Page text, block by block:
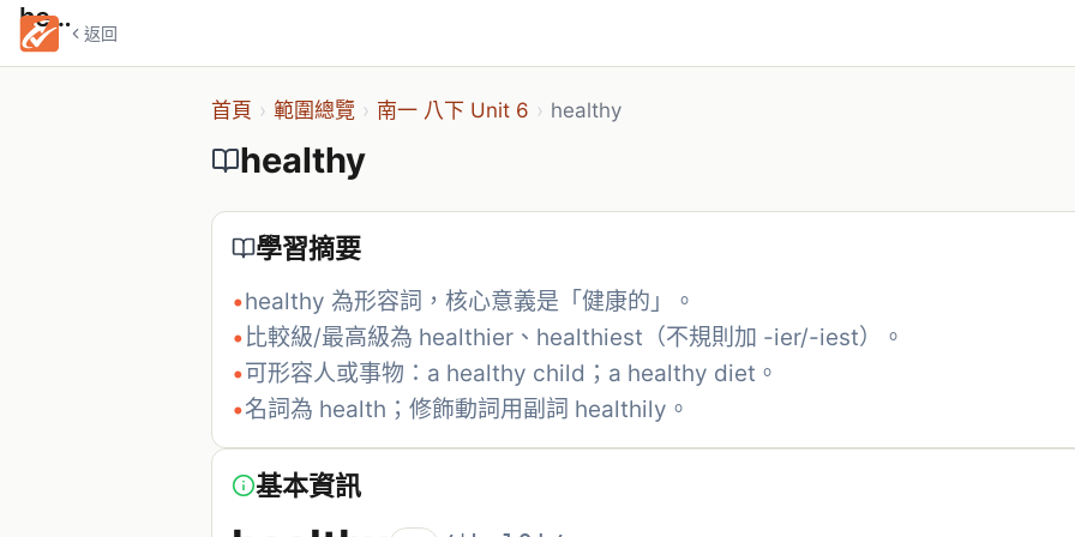
返回
healthy
首頁 › 範圍總覽 › 南一 八下 Unit 6 › healthy
healthy
學習摘要
•healthy 為形容詞，核心意義是「健康的」。
•比較級/最高級為 healthier、healthiest（不規則加 -ier/-iest）。
•可形容人或事物：a healthy child；a healthy diet。
•名詞為 health；修飾動詞用副詞 healthily。
基本資訊